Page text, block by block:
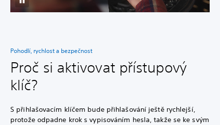
Pohodlí, rychlost a bezpečnost
Proč si aktivovat přístupový
klíč?
S přihlašovacím klíčem bude přihlašování ještě rychlejší,
protože odpadne krok s vypisováním hesla, takže se ke svým